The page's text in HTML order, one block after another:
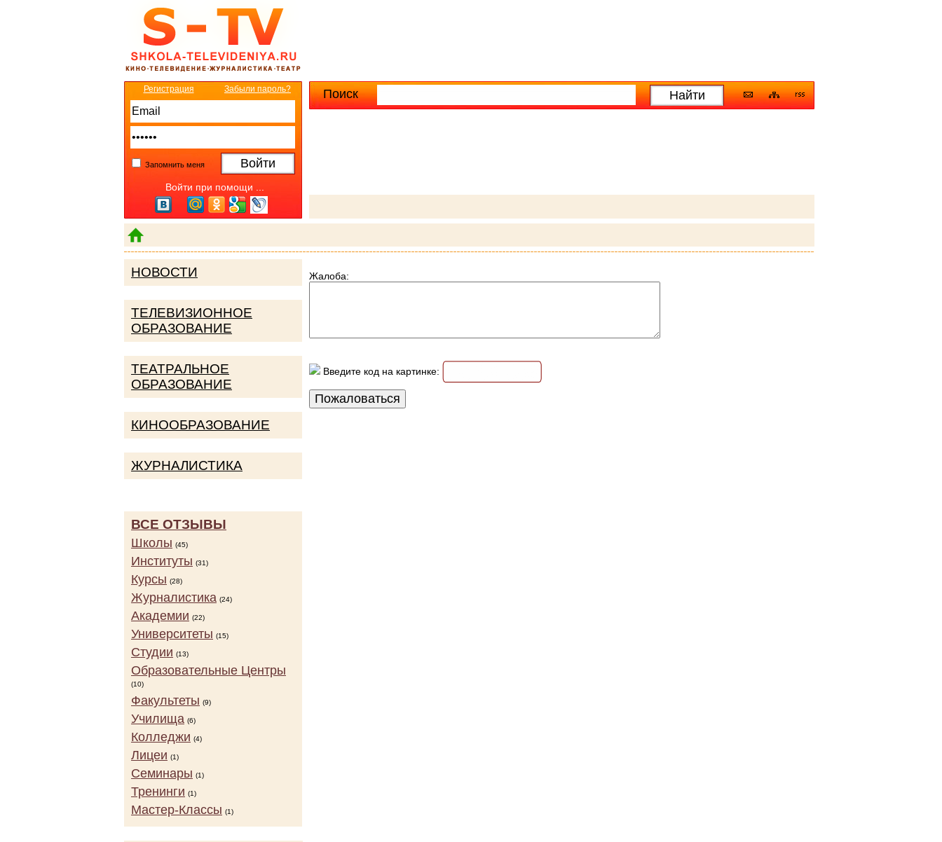
Поиск
Расширенный поиск
Регистрация Забыли пароль?
Запомнить меня
Войти при помощи ...
Жалоба:
Введите код на картинке:
НОВОСТИ
ТЕЛЕВИЗИОННОЕ
ОБРАЗОВАНИЕ
ТЕАТРАЛЬНОЕ
ОБРАЗОВАНИЕ
КИНООБРАЗОВАНИЕ
ЖУРНАЛИСТИКА
ВСЕ ОТЗЫВЫ
Школы (45)
Институты (31)
Курсы (28)
Журналистика (24)
Академии (22)
Университеты (15)
Студии (13)
Образовательные Центры
(10)
Факультеты (9)
Училища (6)
Колледжи (4)
Лицеи (1)
Семинары (1)
Тренинги (1)
Мастер-Классы (1)